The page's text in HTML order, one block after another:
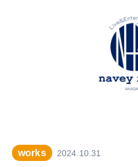
works 2024.10.31